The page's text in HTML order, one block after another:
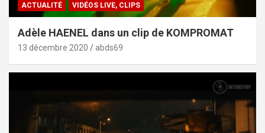
ACTUALITÉ VIDÉOS LIVE, CLIPS
Adèle HAENEL dans un clip de KOMPROMAT
13 décembre 2020 abds69